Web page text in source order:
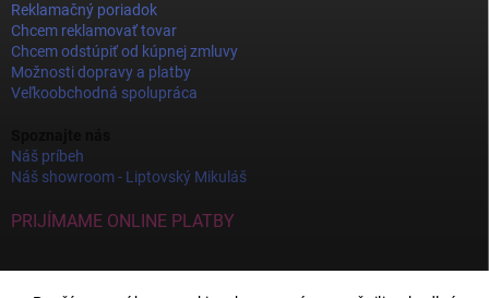
Reklamačný poriadok
Chcem reklamovať tovar
Chcem odstúpiť od kúpnej zmluvy
Možnosti dopravy a platby
Veľkoobchodná spolupráca
Náš príbeh
Náš showroom - Liptovský Mikuláš
PRIJÍMAME ONLINE PLATBY